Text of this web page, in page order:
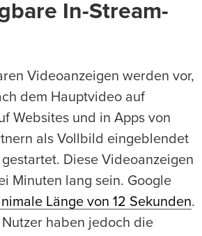
In-Stream-
Videoanzeigen werden vor,
dem Hauptvideo auf
Websites und in Apps von
als Vollbild eingeblendet
Diese Videoanzeigen
Minuten lang sein. Google
Länge von 12 Sekunden.
haben jedoch die